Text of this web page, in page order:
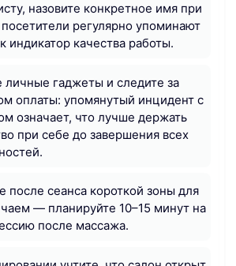
назовите конкретное имя при
регулярно упоминают
индикатор качества работы.
личные гаджеты и следите за
оплаты: упомянутый инцидент с
означает, что лучше держать
при себе до завершения всех
после сеанса короткой зоны для
— планируйте 10–15 минут на
после массажа.